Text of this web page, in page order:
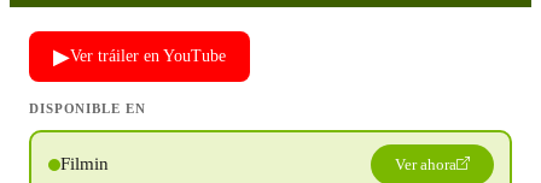
▶Ver tráiler en YouTube
DISPONIBLE EN
Filmin Ver ahora